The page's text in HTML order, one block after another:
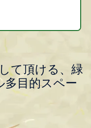
て頂ける、緑
多目的スペー